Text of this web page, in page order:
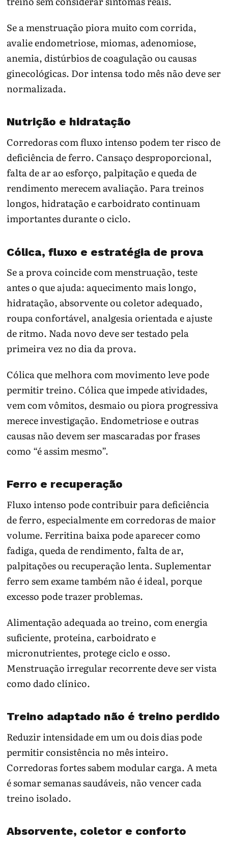
Se a menstruação piora muito com corrida,
avalie endometriose, miomas, adenomiose,
anemia, distúrbios de coagulação ou causas
ginecológicas. Dor intensa todo mês não deve ser
normalizada.
Nutrição e hidratação
Corredoras com fluxo intenso podem ter risco de
deficiência de ferro. Cansaço desproporcional,
falta de ar ao esforço, palpitação e queda de
rendimento merecem avaliação. Para treinos
longos, hidratação e carboidrato continuam
importantes durante o ciclo.
Cólica, fluxo e estratégia de prova
Se a prova coincide com menstruação, teste
antes o que ajuda: aquecimento mais longo,
hidratação, absorvente ou coletor adequado,
roupa confortável, analgesia orientada e ajuste
de ritmo. Nada novo deve ser testado pela
primeira vez no dia da prova.
Cólica que melhora com movimento leve pode
permitir treino. Cólica que impede atividades,
vem com vômitos, desmaio ou piora progressiva
merece investigação. Endometriose e outras
causas não devem ser mascaradas por frases
como “é assim mesmo”.
Ferro e recuperação
Fluxo intenso pode contribuir para deficiência
de ferro, especialmente em corredoras de maior
volume. Ferritina baixa pode aparecer como
fadiga, queda de rendimento, falta de ar,
palpitações ou recuperação lenta. Suplementar
ferro sem exame também não é ideal, porque
excesso pode trazer problemas.
Alimentação adequada ao treino, com energia
suficiente, proteína, carboidrato e
micronutrientes, protege ciclo e osso.
Menstruação irregular recorrente deve ser vista
como dado clínico.
Treino adaptado não é treino perdido
Reduzir intensidade em um ou dois dias pode
permitir consistência no mês inteiro.
Corredoras fortes sabem modular carga. A meta
é somar semanas saudáveis, não vencer cada
treino isolado.
Absorvente, coletor e conforto